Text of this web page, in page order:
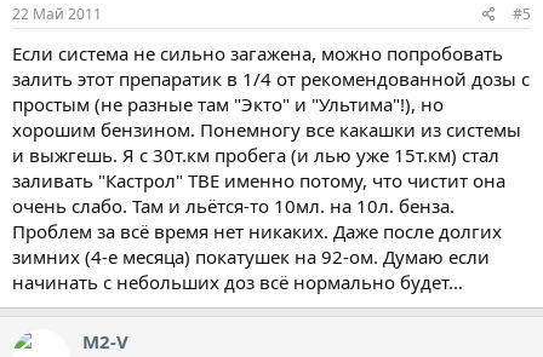
22 Май 2011 #5
Если система не сильно загажена, можно попробовать
залить этот препаратик в 1/4 от рекомендованной дозы с
простым (не разные там "Экто" и "Ультима"!), но
хорошим бензином. Понемногу все какашки из системы
и выжгешь. Я с 30т.км пробега (и лью уже 15т.км) стал
заливать "Кастрол" ТВЕ именно потому, что чистит она
очень слабо. Там и льётся-то 10мл. на 10л. бенза.
Проблем за всё время нет никаких. Даже после долгих
зимних (4-е месяца) покатушек на 92-ом. Думаю если
начинать с небольших доз всё нормально будет...
M2-V